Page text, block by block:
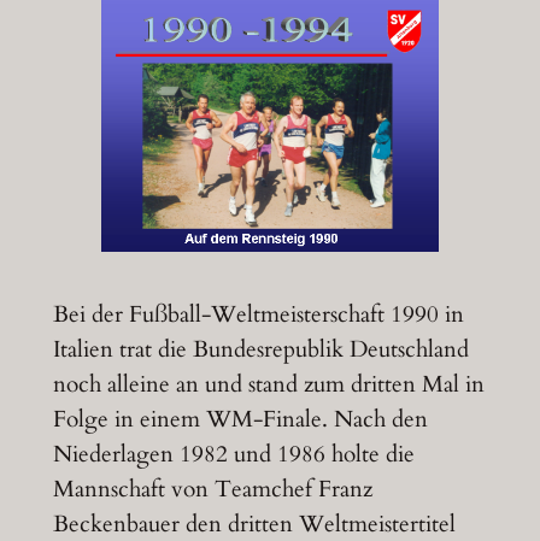
Bei der Fußball-Weltmeisterschaft 1990 in
Italien trat die Bundesrepublik Deutschland
noch alleine an und stand zum dritten Mal in
Folge in einem WM-Finale. Nach den
Niederlagen 1982 und 1986 holte die
Mannschaft von Teamchef Franz
Beckenbauer den dritten Weltmeistertitel